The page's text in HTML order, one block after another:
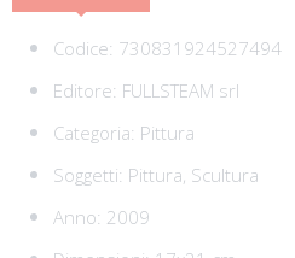
Codice: 730831924527494
Editore: FULLSTEAM srl
Categoria: Pittura
Soggetti: Pittura, Scultura
Anno: 2009